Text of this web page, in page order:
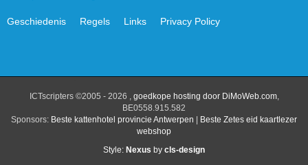
Geschiedenis Regels Links Privacy Policy
ICTscripters ©2005 - 2026 , goedkope hosting door DiMoWeb.com,
BE0558.915.582
Sponsors: Beste kattenhotel provincie Antwerpen
Beste Zetes eid kaartlezer
webshop
Style: Nexus by cls-design